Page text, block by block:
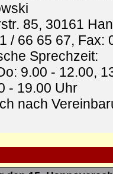
85, 30161
/ 66 65 67, Fax:
Sprechzeit:
9.00 - 12.00,
- 19.00 Uhr
nach